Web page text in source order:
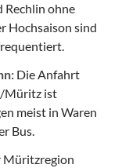
Rechlin ohne
Hochsaison sind
Die Anfahrt
Müritz ist
meist in Waren
Bus.
Müritzregion